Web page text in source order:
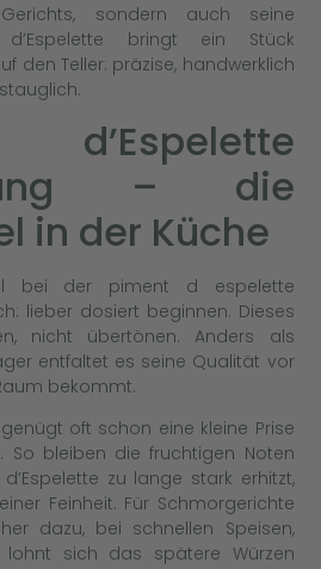
sondern auch seine
d’Espelette bringt ein Stück
den Teller: präzise, handwerklich
– die
in der Küche
bei der piment d espelette
lieber dosiert beginnen. Dieses
nicht übertönen. Anders als
entfaltet es seine Qualität vor
bekommt.
oft schon eine kleine Prise
So bleiben die fruchtigen Noten
zu lange stark erhitzt,
Feinheit. Für Schmorgerichte
dazu, bei schnellen Speisen,
lohnt sich das spätere Würzen